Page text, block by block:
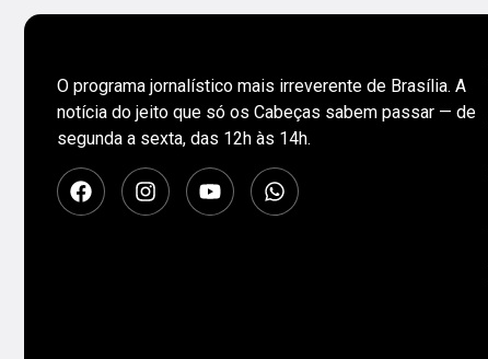
O programa jornalístico mais irreverente de Brasília. A
notícia do jeito que só os Cabeças sabem passar — de
segunda a sexta, das 12h às 14h.